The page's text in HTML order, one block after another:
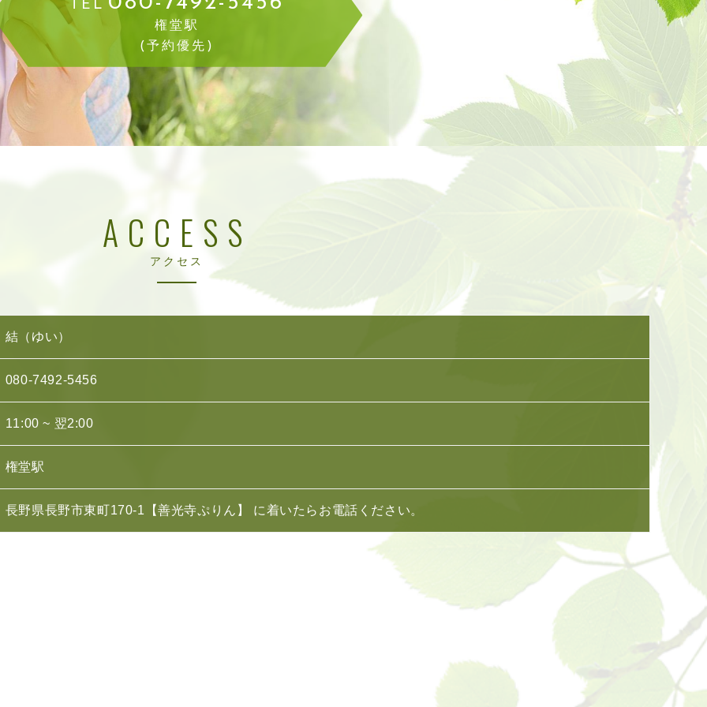
TEL
権堂駅
(予約優先)
アクセス
ACCESS
結（ゆい）
080-7492-5456
11:00 ~ 翌2:00
権堂駅
長野県長野市東町170-1【善光寺ぷりん】 に着いたらお電話ください。